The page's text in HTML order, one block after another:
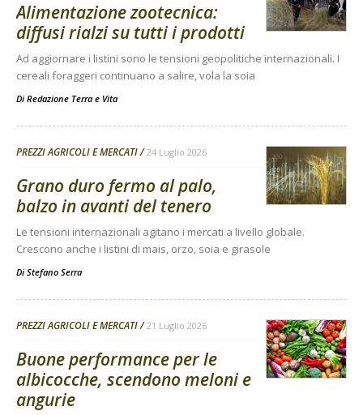
Alimentazione zootecnica:
diffusi rialzi su tutti i prodotti
Ad aggiornare i listini sono le tensioni geopolitiche internazionali. I
cereali foraggeri continuano a salire, vola la soia
Di Redazione Terra e Vita
PREZZI AGRICOLI E MERCATI 24 Luglio 2026
Grano duro fermo al palo,
balzo in avanti del tenero
Le tensioni internazionali agitano i mercati a livello globale.
Crescono anche i listini di mais, orzo, soia e girasole
Di Stefano Serra
PREZZI AGRICOLI E MERCATI 21 Luglio 2026
Buone performance per le
albicocche, scendono meloni e
angurie